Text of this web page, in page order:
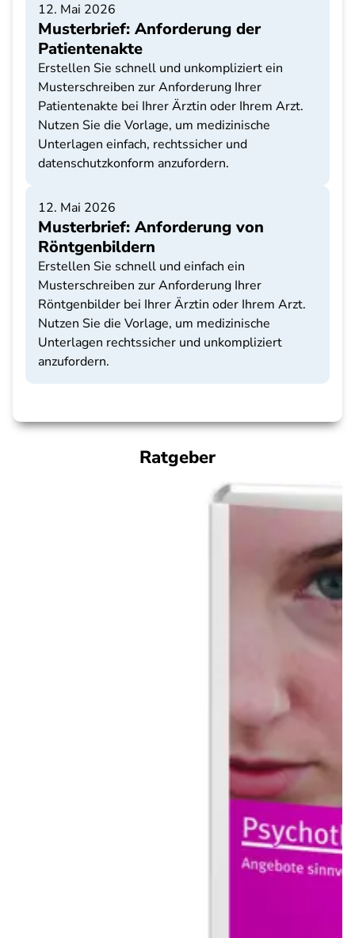
12. Mai 2026
Musterbrief: Anforderung der
Patientenakte
Erstellen Sie schnell und unkompliziert ein
Musterschreiben zur Anforderung Ihrer
Patientenakte bei Ihrer Ärztin oder Ihrem Arzt.
Nutzen Sie die Vorlage, um medizinische
Unterlagen einfach, rechtssicher und
datenschutzkonform anzufordern.
12. Mai 2026
Musterbrief: Anforderung von
Röntgenbildern
Erstellen Sie schnell und einfach ein
Musterschreiben zur Anforderung Ihrer
Röntgenbilder bei Ihrer Ärztin oder Ihrem Arzt.
Nutzen Sie die Vorlage, um medizinische
Unterlagen rechtssicher und unkompliziert
anzufordern.
Ratgeber